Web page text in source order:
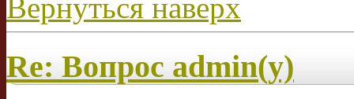
Вернуться наверх
Re: Вопрос admin(у)